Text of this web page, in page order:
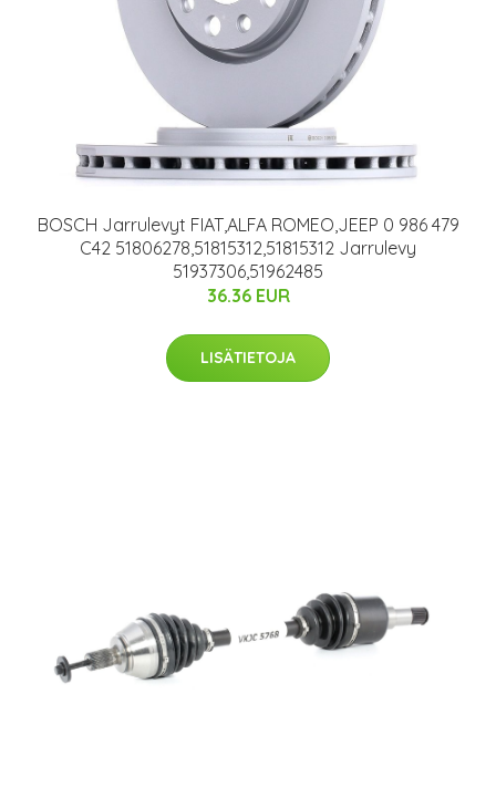
BOSCH Jarrulevyt FIAT,ALFA ROMEO,JEEP 0 986 479
C42 51806278,51815312,51815312 Jarrulevy
51937306,51962485
36.36 EUR
LISÄTIETOJA